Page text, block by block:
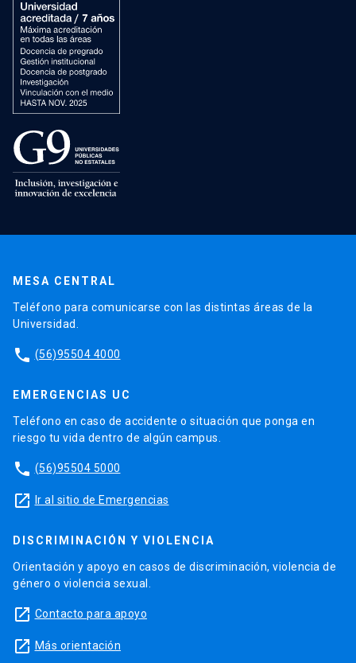
MESA CENTRAL
Teléfono para comunicarse con las distintas áreas de la
Universidad.
phone (56)95504 4000
EMERGENCIAS UC
Teléfono en caso de accidente o situación que ponga en
riesgo tu vida dentro de algún campus.
phone (56)95504 5000
launch Ir al sitio de Emergencias
DISCRIMINACIÓN Y VIOLENCIA
Orientación y apoyo en casos de discriminación, violencia de
género o violencia sexual.
launch Contacto para apoyo
launch Más orientación